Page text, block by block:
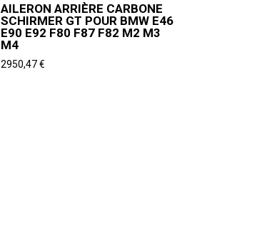
AILERON ARRIÈRE CARBONE
SCHIRMER GT POUR BMW E46
E90 E92 F80 F87 F82 M2 M3
M4
2950,47€